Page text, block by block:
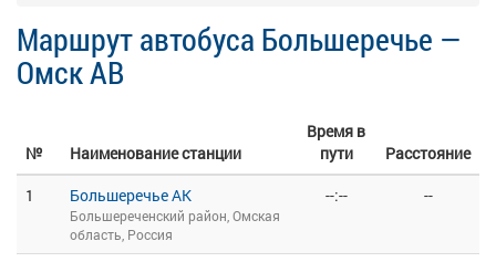
Маршрут автобуса Большеречье —
Омск АВ
№ Наименование станции
Время в
пути
Расстояние
1
Большеречье АК
Большереченский район, Омская
область, Россия
--:-- --